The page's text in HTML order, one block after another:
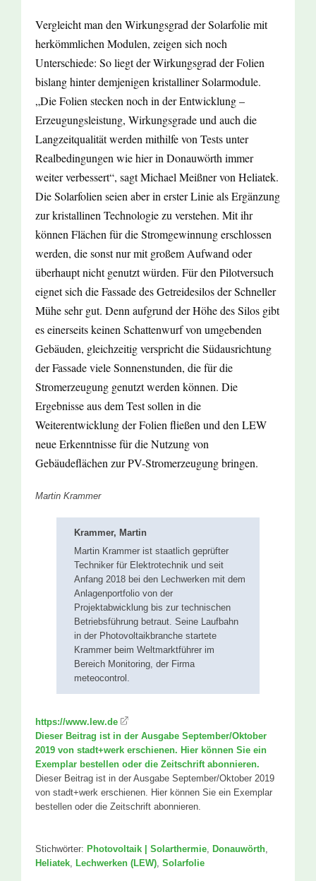
Vergleicht man den Wirkungsgrad der Solarfolie mit
herkömmlichen Modulen, zeigen sich noch
Unterschiede: So liegt der Wirkungsgrad der Folien
bislang hinter demjenigen kristalliner Solarmodule.
„Die Folien stecken noch in der Entwicklung –
Erzeugungsleistung, Wirkungsgrade und auch die
Langzeitqualität werden mithilfe von Tests unter
Realbedingungen wie hier in Donauwörth immer
weiter verbessert“, sagt Michael Meißner von Heliatek.
Die Solarfolien seien aber in erster Linie als Ergänzung
zur kristallinen Technologie zu verstehen. Mit ihr
können Flächen für die Stromgewinnung erschlossen
werden, die sonst nur mit großem Aufwand oder
überhaupt nicht genutzt würden. Für den Pilotversuch
eignet sich die Fassade des Getreidesilos der Schneller
Mühe sehr gut. Denn aufgrund der Höhe des Silos gibt
es einerseits keinen Schattenwurf von umgebenden
Gebäuden, gleichzeitig verspricht die Südausrichtung
der Fassade viele Sonnenstunden, die für die
Stromerzeugung genutzt werden können. Die
Ergebnisse aus dem Test sollen in die
Weiterentwicklung der Folien fließen und den LEW
neue Erkenntnisse für die Nutzung von
Gebäudeflächen zur PV-Stromerzeugung bringen.
Martin Krammer
Krammer, Martin
Martin Krammer ist staatlich geprüfter
Techniker für Elektrotechnik und seit
Anfang 2018 bei den Lechwerken mit dem
Anlagenportfolio von der
Projektabwicklung bis zur technischen
Betriebsführung betraut. Seine Laufbahn
in der Photovoltaikbranche startete
Krammer beim Weltmarktführer im
Bereich Monitoring, der Firma
meteocontrol.
https://www.lew.de
Dieser Beitrag ist in der Ausgabe September/Oktober
2019 von stadt+werk erschienen. Hier können Sie ein
Exemplar bestellen oder die Zeitschrift abonnieren.
Dieser Beitrag ist in der Ausgabe September/Oktober 2019
von stadt+werk erschienen. Hier können Sie ein Exemplar
bestellen oder die Zeitschrift abonnieren.
Stichwörter: Photovoltaik | Solarthermie Donauwörth
Heliatek Lechwerken (LEW) Solarfolie